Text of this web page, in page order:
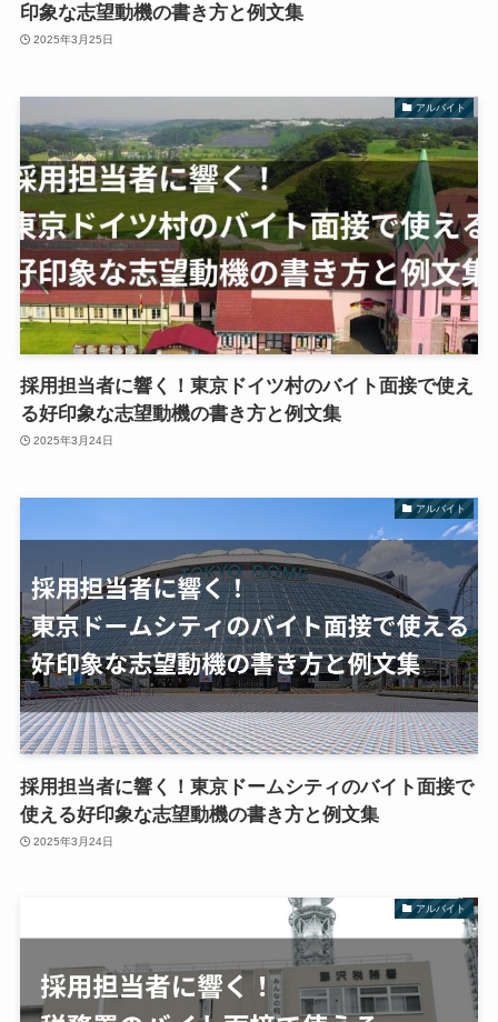
印象な志望動機の書き方と例文集
2025年3月25日
アルバイト
採用担当者に響く！東京ドイツ村のバイト面接で使え
る好印象な志望動機の書き方と例文集
2025年3月24日
アルバイト
採用担当者に響く！東京ドームシティのバイト面接で
使える好印象な志望動機の書き方と例文集
2025年3月24日
アルバイト